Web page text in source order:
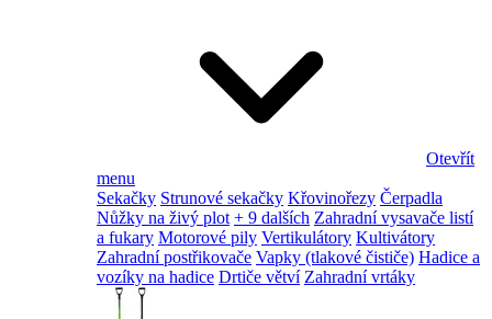
Otevřít
menu
Sekačky Strunové sekačky Křovinořezy Čerpadla
Nůžky na živý plot + 9 dalších Zahradní vysavače listí
a fukary Motorové pily Vertikulátory Kultivátory
Zahradní postřikovače Vapky (tlakové čističe) Hadice a
vozíky na hadice Drtiče větví Zahradní vrtáky